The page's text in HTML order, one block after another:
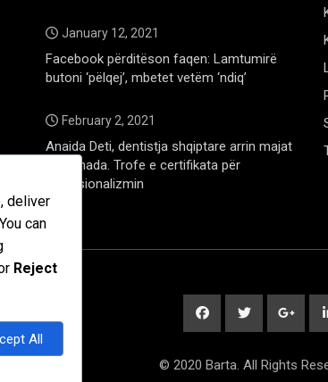
January 12, 2021
Facebook përditëson faqen: Lamtumirë
butoni ‘pëlqej’, mbetet vetëm ‘ndiq’
February 2, 2021
Anaida Deti, dentistja shqiptare arrin majat
në Kanada. Trofe e certifikata për
profesionalizmin
© 2020 Barta. All Rights
deliver
can
Reject
All